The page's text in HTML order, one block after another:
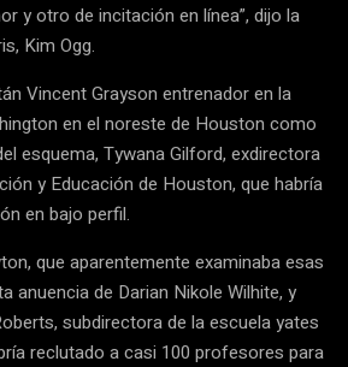
y otro de incitación en línea”, dijo la
Kim Ogg.
Vincent Grayson entrenador en la
en el noreste de Houston como
esquema, Tywana Gilford, exdirectora
y Educación de Houston, que habría
en bajo perfil.
que aparentemente examinaba esas
anuencia de Darian Nikole Wilhite, y
subdirectora de la escuela yates
reclutado a casi 100 profesores para